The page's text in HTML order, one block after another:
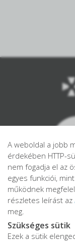
A weboldal a jobb
érdekében HTTP-
nem fogadja el az
egyes funkciói,
működnek
részletes leírást az
meg.
Szükséges sütik
Ezek a sütik